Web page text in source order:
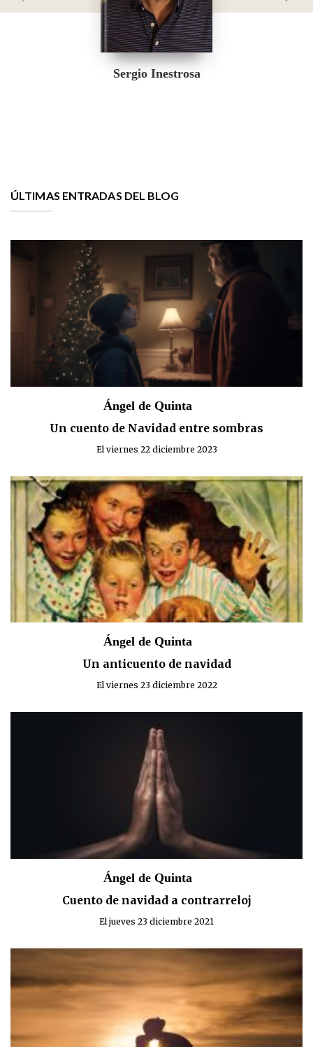
Sergio Inestrosa
ÚLTIMAS ENTRADAS DEL BLOG
Ángel de Quinta
Un cuento de Navidad entre sombras
El viernes 22 diciembre 2023
Ángel de Quinta
Un anticuento de navidad
El viernes 23 diciembre 2022
Ángel de Quinta
Cuento de navidad a contrarreloj
El jueves 23 diciembre 2021